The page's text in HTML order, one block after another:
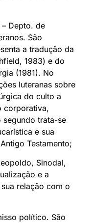
– Depto. de
São
a tradução da
1983) e do
(1981). No
luteranas sobre
do culto a
corporativa,
segundo trata-se
e sua
Testamento;
Sinodal,
e a
relação com o
político. São